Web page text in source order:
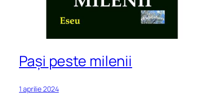
Pași peste milenii
1 aprilie 2024